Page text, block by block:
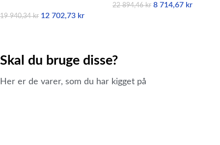
19 940,34kr 12 702,73 kr
22 894,46kr 8 714,67 kr
Skal du bruge disse?
Her er de varer, som du har kigget på